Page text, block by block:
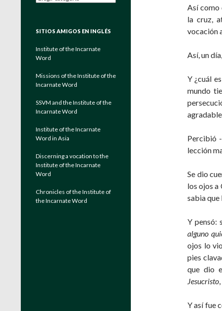
Así como
la cruz,
vocación
Así, un
Y ¿cuál
mundo
Percibió
lección
Se dio
los ojos a
sabia que
Y pensó:
alguno
ojos lo
pies
que dio
Jesucristo,
Y así fue
SITIOS AMIGOS EN INGLÉS
Institute of the Incarnate
Word
Missions of the Institute of the
Incarnate Word
SSVM and the Institute of the
Incarnate Word
Institute of the Incarnate
Word in Asia
Discerning a vocation to the
Institute of the Incarnate
Word
Chronicles of the Institute of
the Incarnate Word